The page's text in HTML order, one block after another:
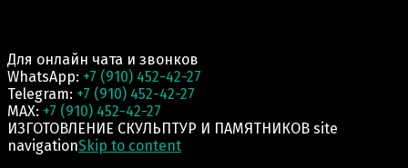
Для онлайн чата и звонков
WhatsApp: +7 (910) 452-42-27
Telegram: +7 (910) 452-42-27
MAX: +7 (910) 452-42-27
ИЗГОТОВЛЕНИЕ СКУЛЬПТУР И ПАМЯТНИКОВ site
navigationSkip to content